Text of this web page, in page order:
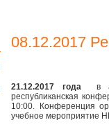
08.12.2017
21.12.2017 года
в
республиканская
10:00. Конференция
учебное мероприятие